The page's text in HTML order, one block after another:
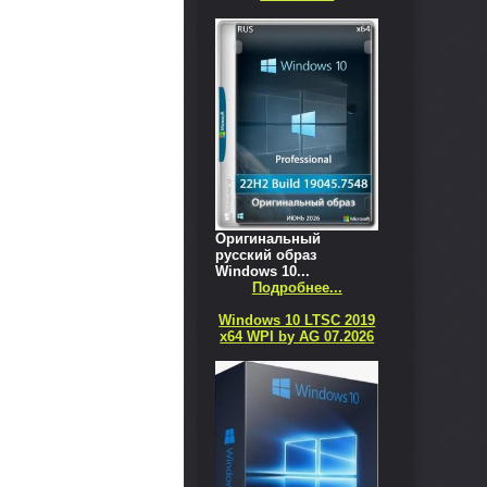
Оригинальный
русский образ
Windows 10...
Подробнее...
Windows 10 LTSC 2019
x64 WPI by AG 07.2026